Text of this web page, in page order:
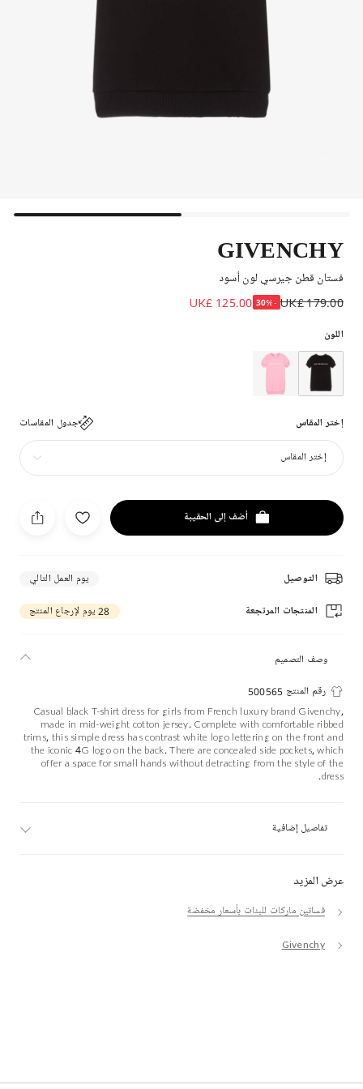
GIVENCHY
فستان قطن جيرسي لون أسود
UK£ 179.00
-30%
UK£ 125.00
اللون
إختر المقاس جدول المقاسات
إختر المقاس
أضف إلى الحقيبة
التوصيل يوم العمل التالي
المنتجات المرتجعة 28 يوم لإرجاع المنتج
عرض المزيد
فساتين ماركات للبنات بأسعار مخفضة
Givenchy
وصف التصميم
رقم المنتج 500565
Casual black T-shirt dress for girls from French luxury brand Givenchy,
made in mid-weight cotton jersey. Complete with comfortable ribbed
trims, this simple dress has contrast white logo lettering on the front and
the iconic 4G logo on the back. There are concealed side pockets, which
offer a space for small hands without detracting from the style of the
dress.
تفاصيل إضافية